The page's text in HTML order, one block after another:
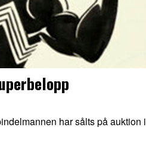
har sålts på auktion i